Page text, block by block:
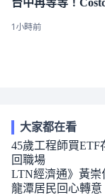
台中再等等！
1小時前
大家都在看
45歲工程師買ETF
回職場
LTN經濟通》黃崇
龍潭居民回心轉